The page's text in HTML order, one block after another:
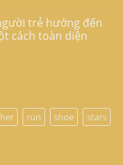
trẻ hướng đến
cách toàn diện
run shoe
stars